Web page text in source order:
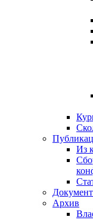
Из
Архив